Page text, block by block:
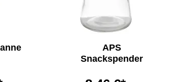
APS
Snackspender